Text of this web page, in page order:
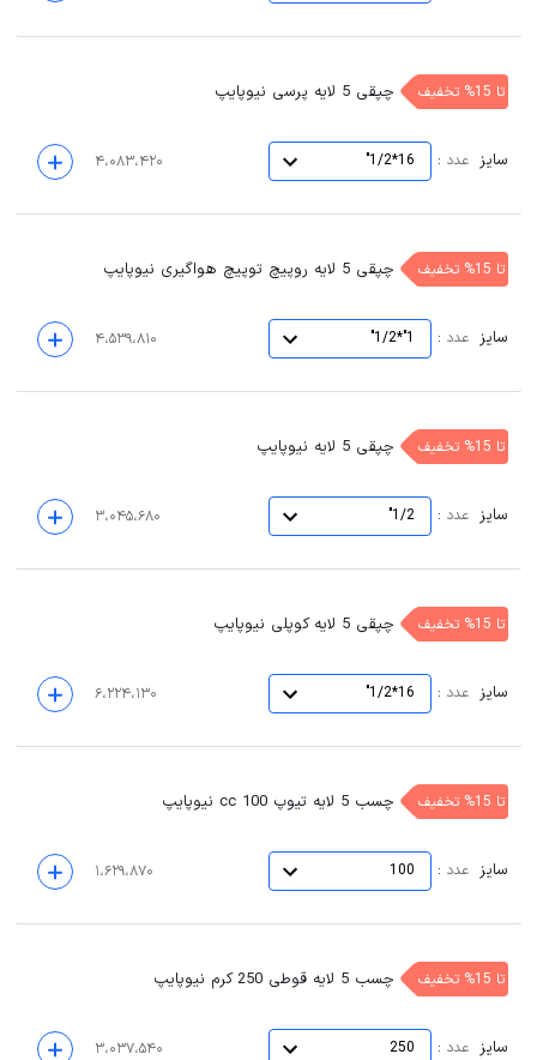
تا 15% تخفیف چپقی 5 لایه پرسی نیوپایپ
سایز عدد :
16*1/2" ۴،۰۸۳،۴۲۰
تا 15% تخفیف چپقی 5 لایه روپیچ توپیچ هواگیری نیوپایپ
سایز عدد :
1"*1/2" ۴،۵۳۹،۸۱۰
تا 15% تخفیف چپقی 5 لایه نیوپایپ
سایز عدد :
1/2" ۳،۰۴۵،۶۸۰
تا 15% تخفیف چپقی 5 لایه کوپلی نیوپایپ
سایز عدد :
16*1/2" ۶،۲۲۴،۱۳۰
تا 15% تخفیف چسب 5 لایه تیوپ 100 cc نیوپایپ
سایز عدد :
100 ۱،۶۲۹،۸۷۰
تا 15% تخفیف چسب 5 لایه قوطی 250 کرم نیوپایپ
سایز عدد :
250 ۳،۰۳۷،۵۴۰